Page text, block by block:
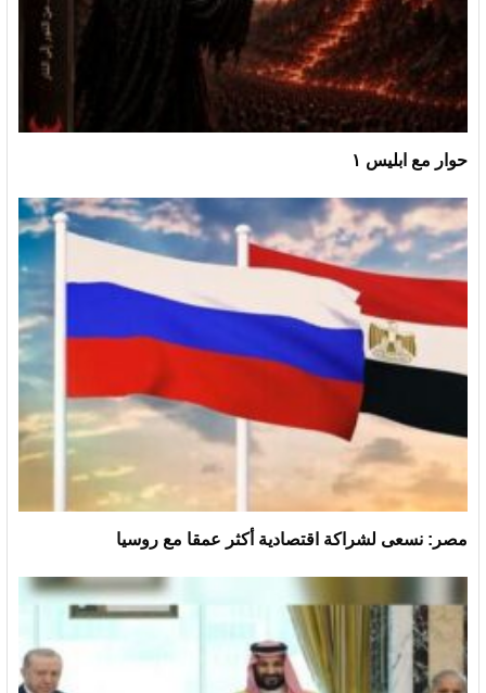
حوار مع ابليس ١
مصر: نسعى لشراكة اقتصادية أكثر عمقا مع روسيا